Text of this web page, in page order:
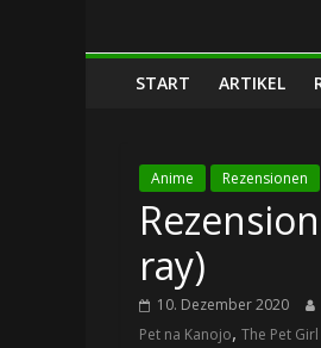
START ARTIKEL
Anime Rezensionen
ray)
10. Dezember 2020
Pet na Kanojo, The Pet